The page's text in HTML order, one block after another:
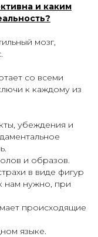
и каким
мозг,
со всеми
к каждому из
убеждения и
и образов.
в виде фигур
нам нужно, при
происходящие
языке.